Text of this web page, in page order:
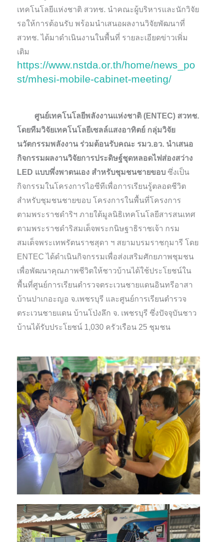
เทคโนโลยีแห่งชาติ สวทช. นำคณะผู้บริหารและนักวิจัย
รอให้การต้อนรับ พร้อมนำเสนอผลงานวิจัยพัฒนาที่
สวทช. ได้มาดำเนินงานในพื้นที่ รายละเอียดข่าวเพิ่ม
เติม
https://www.nstda.or.th/home/news_po
st/mhesi-mobile-cabinet-meeting/
ศูนย์เทคโนโลยีพลังงานแห่งชาติ (ENTEC) สวทช.
โดยทีมวิจัยเทคโนโลยีเซลล์แสงอาทิตย์ กลุ่มวิจัย
นวัตกรรมพลังงาน ร่วมต้อนรับคณะ รมว.อว. นำเสนอ
กิจกรรมผลงานวิจัยการประดิษฐ์ชุดหลอดไฟส่องสว่าง
LED แบบพึ่งพาตนเอง สำหรับชุมชนชายขอบซึ่งเป็น
กิจกรรมในโครงการไอซีทีเพื่อการเรียนรู้ตลอดชีวิต
สำหรับชุมชนชายขอบ โครงการในพื้นที่โครงการ
ตามพระราชดำริฯ ภายใต้มูลนิธิเทคโนโลยีสารสนเทศ
ตามพระราชดำริสมเด็จพระกนิษฐาธิราชเจ้า กรม
สมเด็จพระเทพรัตนราชสุดา ฯ สยามบรมราชกุมารี โดย
ENTEC ได้ดำเนินกิจกรรมเพื่อส่งเสริมศักยภาพชุมชน
เพื่อพัฒนาคุณภาพชีวิตให้ชาวบ้านได้ใช้ประโยชน์ใน
พื้นที่ศูนย์การเรียนตำรวจตระเวนชายแดนอินทรีอาสา
บ้านปาเกอะญอ จ.เพชรบุรี และศูนย์การเรียนตำรวจ
ตระเวนชายแดน บ้านโป่งลึก จ. เพชรบุรี ซึ่งปัจจุบันชาว
บ้านได้รับประโยชน์ 1,030 ครัวเรือน 25 ชุมชน